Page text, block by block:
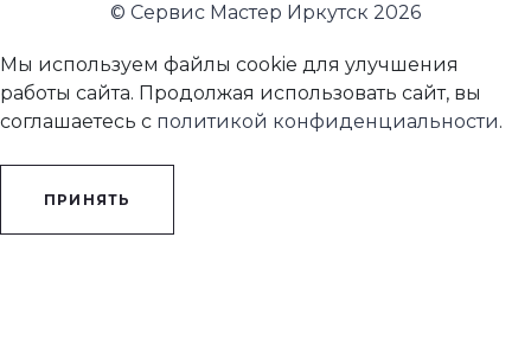
© Сервис Мастер Иркутск 2026
Мы используем файлы cookie для улучшения
работы сайта. Продолжая использовать сайт, вы
соглашаетесь с политикой конфиденциальности.
ПРИНЯТЬ